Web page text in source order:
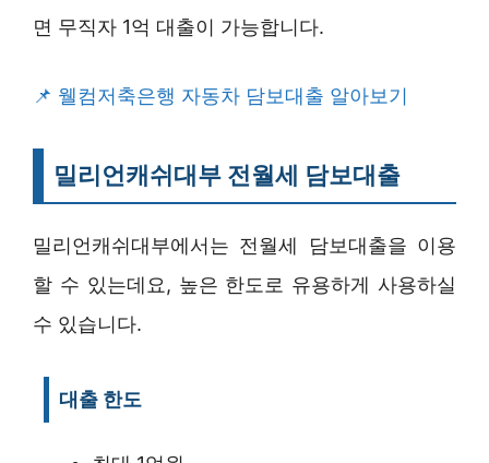
면 무직자 1억 대출이 가능합니다.
웰컴저축은행 자동차 담보대출 알아보기
밀리언캐쉬대부 전월세 담보대출
밀리언캐쉬대부에서는 전월세 담보대출을 이용
할 수 있는데요, 높은 한도로 유용하게 사용하실
수 있습니다.
대출 한도